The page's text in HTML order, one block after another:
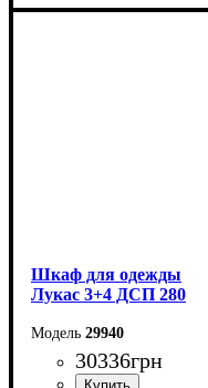
Ширина: 300 см
Шкаф для одежды
Лукас 3+4 ДСП 280
29940
30336грн